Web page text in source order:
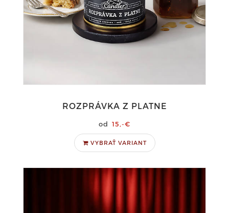
ROZPRÁVKA Z PLATNE
15,-€
VYBRAŤ VARIANT